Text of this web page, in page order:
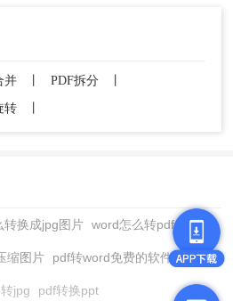
并 PDF拆分
转 丨
转换成jpg图片 word怎么转pdf
缩图片 pdf转word免费的软件
jpg pdf转换ppt